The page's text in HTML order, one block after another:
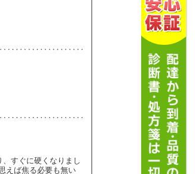
すぐに硬くなりまし
えば焦る必要も無い